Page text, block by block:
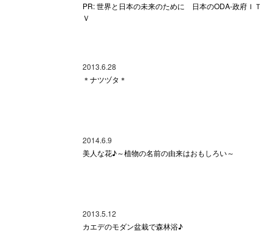
PR: 世界と日本の未来のために 日本のODA-政府ＩＴ
Ｖ
2013.6.28
＊ナツヅタ＊
2014.6.9
美人な花♪～植物の名前の由来はおもしろい～
2013.5.12
カエデのモダン盆栽で森林浴♪